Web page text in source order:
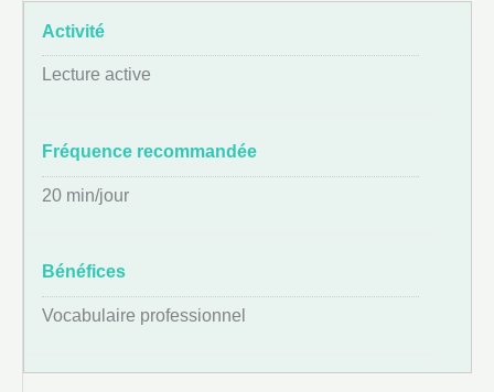
Lecture active
20 min/jour
Vocabulaire professionnel